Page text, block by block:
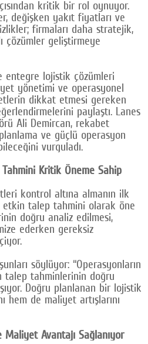
kritik bir rol oynuyor.
değişken yakıt fiyatları ve
firmaları daha stratejik,
çözümler geliştirmeye
entegre lojistik çözümleri
yönetimi ve operasyonel
dikkat etmesi gereken
paylaştı. Lanes
Ali Demircan, rekabet
ve güçlü operasyon
vurguladı.
Kritik Öneme Sahip
kontrol altına almanın ilk
etkin talep tahmini olarak öne
doğru analiz edilmesi,
ederken gereksiz
söylüyor: “Operasyonların
talep tahminlerinin doğru
Doğru planlanan bir lojistik
hem de maliyet artışlarını
Maliyet Avantajı Sağlanıyor